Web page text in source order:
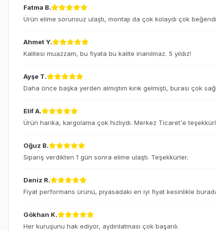
Fatma B.
Ürün elime sorunsuz ulaştı, montajı da çok kolaydı çok
Ahmet Y.
Kalitesi muazzam, bu fiyata bu kalite inanılmaz. 5 yıldız!
Ayşe T.
Daha önce başka yerden almıştım kırık gelmişti, burası çok
Elif A.
Ürün harika, kargolama çok hızlıydı. Merkez Ticaret'e
Oğuz B.
Sipariş verdikten 1 gün sonra elime ulaştı. Teşekkürler.
Deniz R.
Fiyat performans ürünü, piyasadaki en iyi fiyat kesinlikle
Gökhan K.
Her kuruşunu hak ediyor, aydınlatması çok başarılı.